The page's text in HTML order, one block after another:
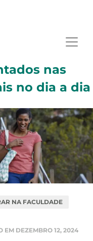
nas
no dia a dia
NA FACULDADE
EM DEZEMBRO 12, 2024